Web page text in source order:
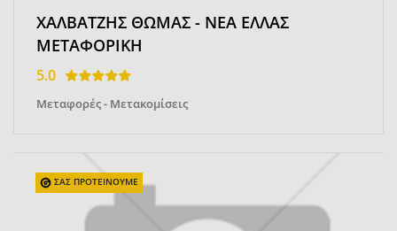
ΧΑΛΒΑΤΖΗΣ ΘΩΜΑΣ - ΝΕΑ ΕΛΛΑΣ
ΜΕΤΑΦΟΡΙΚΗ
5.0
Μεταφορές - Μετακομίσεις
ΣΑΣ ΠΡΟΤΕΙΝΟΥΜΕ